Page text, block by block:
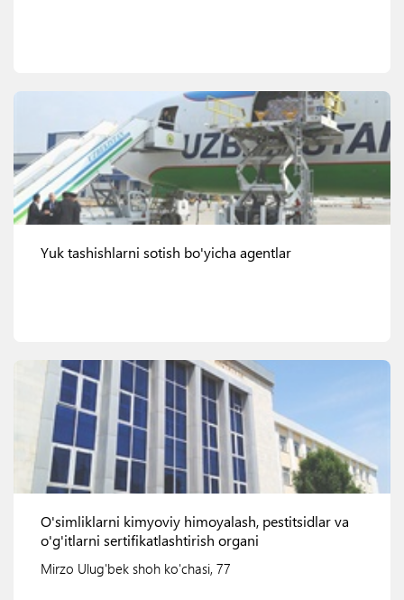
Ko'rish
Yuk tashishlarni sotish bo'yicha agentlar
Ko'rish
O'simliklarni kimyoviy himoyalash, pestitsidlar va
o'g'itlarni sertifikatlashtirish organi
Mirzo Ulug'bek shoh ko'chasi, 77